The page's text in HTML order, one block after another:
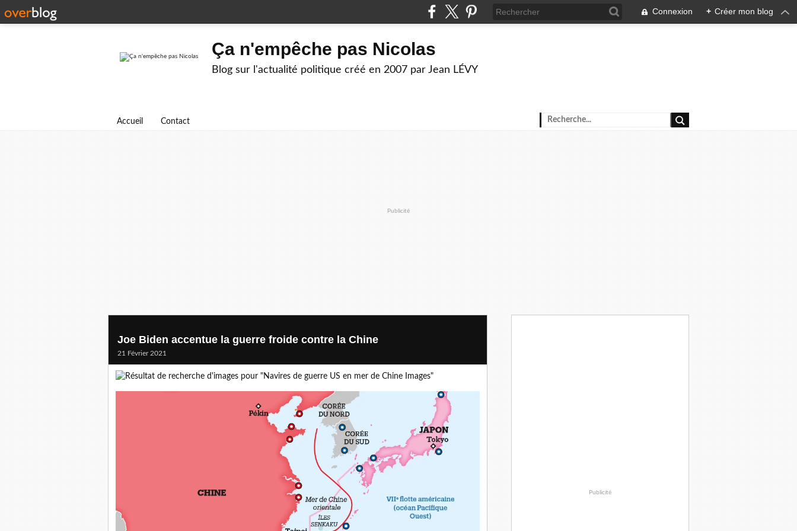
Connexion + Créer mon blog
Ça n'empêche pas Nicolas
Blog sur l'actualité politique créé en 2007 par Jean LÉVY
Accueil Contact
Publicité
Joe Biden accentue la guerre froide contre la Chine
21 Février 2021
Publicité